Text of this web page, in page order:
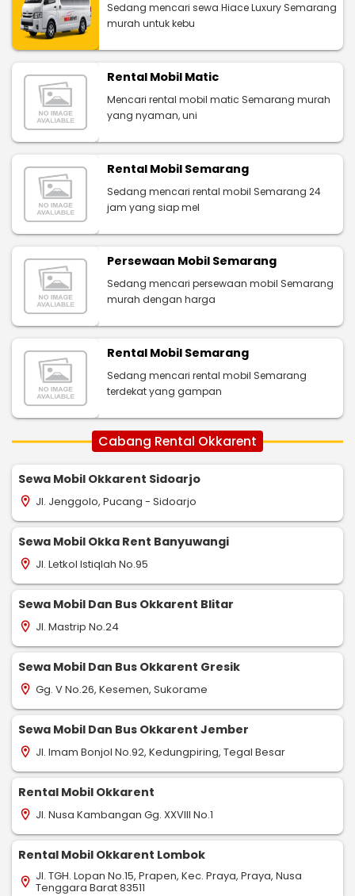
Sedang mencari sewa Hiace Luxury Semarang
murah untuk kebu
Rental Mobil Matic
Mencari rental mobil matic Semarang murah
yang nyaman, uni
Rental Mobil Semarang
Sedang mencari rental mobil Semarang 24
jam yang siap mel
Persewaan Mobil Semarang
Sedang mencari persewaan mobil Semarang
murah dengan harga
Rental Mobil Semarang
Sedang mencari rental mobil Semarang
terdekat yang gampan
Cabang Rental Okkarent
Sewa Mobil Okkarent Sidoarjo
location_on Jl. Jenggolo, Pucang - Sidoarjo
Sewa Mobil Okka Rent Banyuwangi
location_on Jl. Letkol Istiqlah No.95
Sewa Mobil Dan Bus Okkarent Blitar
location_on Jl. Mastrip No.24
Sewa Mobil Dan Bus Okkarent Gresik
location_on Gg. V No.26, Kesemen, Sukorame
Sewa Mobil Dan Bus Okkarent Jember
location_on Jl. Imam Bonjol No.92, Kedungpiring, Tegal Besar
Rental Mobil Okkarent
location_on Jl. Nusa Kambangan Gg. XXVIII No.1
Rental Mobil Okkarent Lombok
location_on Jl. TGH. Lopan No.15, Prapen, Kec. Praya, Praya, Nusa
Tenggara Barat 83511